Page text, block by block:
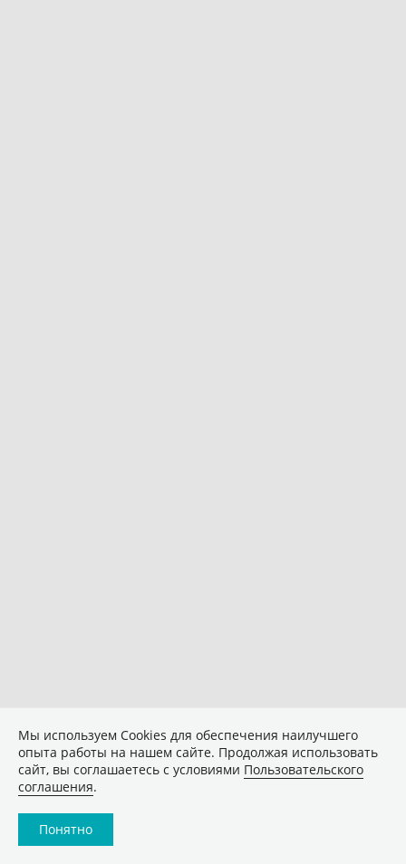
Мы используем Сookies для обеспечения наилучшего
опыта работы на нашем сайте. Продолжая использовать
сайт, вы соглашаетесь с условиями Пользовательского
соглашения.
Понятно